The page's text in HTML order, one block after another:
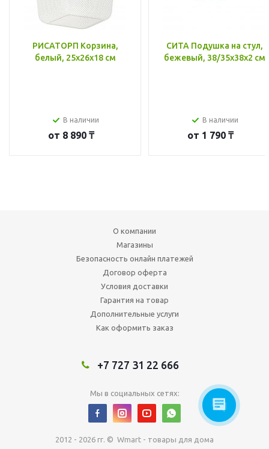
РИСАТОРП Корзина,
белый, 25x26x18 см
В наличии
от 8 890 ₸
СИТА Подушка на стул,
бежевый, 38/35x38x2 см
В наличии
от 1 790 ₸
О компании
Магазины
Безопасность онлайн платежей
Договор оферта
Условия доставки
Гарантия на товар
Дополнительные услуги
Как оформить заказ
+7 727 31 22 666
Мы в социальных сетях:
2012 - 2026 гг. © Wmart - товары для дома